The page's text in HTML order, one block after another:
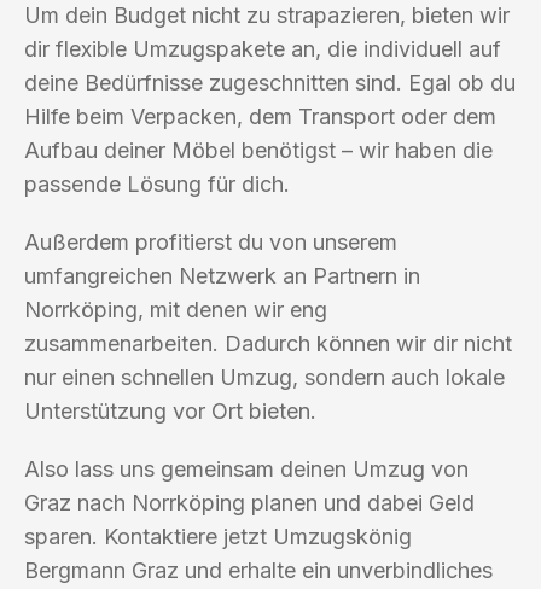
Um dein Budget nicht zu strapazieren, bieten wir
dir flexible Umzugspakete an, die individuell auf
deine Bedürfnisse zugeschnitten sind. Egal ob du
Hilfe beim Verpacken, dem Transport oder dem
Aufbau deiner Möbel benötigst – wir haben die
passende Lösung für dich.
Außerdem profitierst du von unserem
umfangreichen Netzwerk an Partnern in
Norrköping, mit denen wir eng
zusammenarbeiten. Dadurch können wir dir nicht
nur einen schnellen Umzug, sondern auch lokale
Unterstützung vor Ort bieten.
Also lass uns gemeinsam deinen Umzug von
Graz nach Norrköping planen und dabei Geld
sparen. Kontaktiere jetzt Umzugskönig
Bergmann Graz und erhalte ein unverbindliches